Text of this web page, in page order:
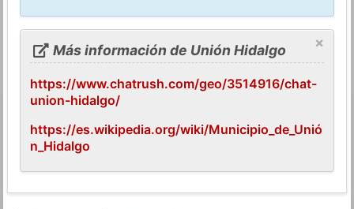
×
Más información de Unión Hidalgo
https://www.chatrush.com/geo/3514916/chat-
union-hidalgo/
https://es.wikipedia.org/wiki/Municipio_de_Unió
n_Hidalgo